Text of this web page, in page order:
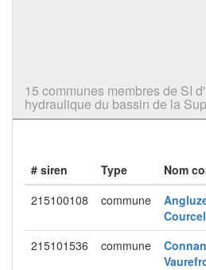
15 communes membres de SI
hydraulique du bassin de la
# siren Type Nom
215100108
commune
215101536 commune